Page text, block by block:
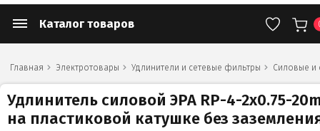
Каталог товаров
Главная Электротовары Удлинители и сетевые фильтры Силовые и
Удлинитель силовой ЭРА RP-4-2x0.75-
на пластиковой катушке без